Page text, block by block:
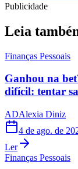
Publicidade
Leia
Finanças Pessoais
Ganhou na
difícil: tentar
ADAlexia Diniz
4 de ago. de
Ler
Finanças Pessoais